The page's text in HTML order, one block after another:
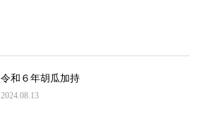
令和６年胡瓜加持
2024.08.13